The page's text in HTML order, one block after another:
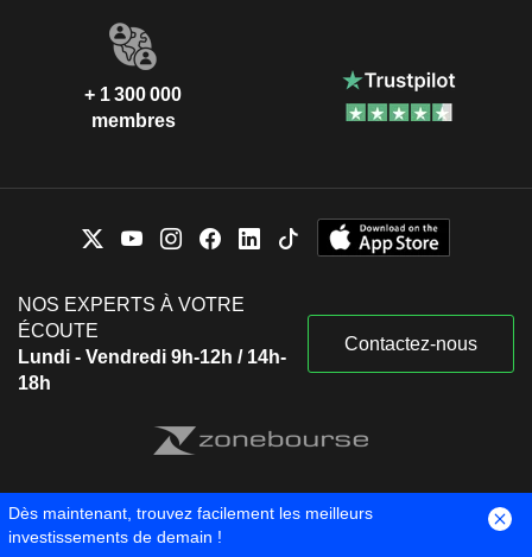
+ 1 300 000
membres
NOS EXPERTS À VOTRE
ÉCOUTE
Lundi - Vendredi 9h-12h / 14h-
18h
Contactez-nous
Mentions légales Paramétrer les cookies Blog Zonebourse
Qui sommes-nous ?
Dès maintenant, trouvez facilement les meilleurs
investissements de demain !